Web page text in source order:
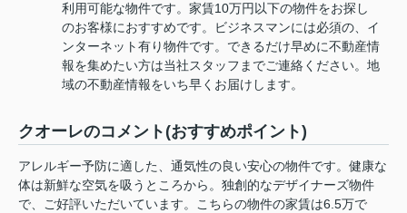
利用可能な物件です。家賃10万円以下の物件をお探し
のお客様におすすめです。ビジネスマンには必須の、イ
ンターネット有り物件です。できるだけ早めに不動産情
報を集めたい方は当社スタッフまでご連絡ください。地
域の不動産情報をいち早くお届けします。
クオーレのコメント(おすすめポイント)
アレルギー予防に適した、通気性の良い安心の物件です。健康な
体は新鮮な空気を吸うところから。独創的なデザイナーズ物件
で、ご好評いただいています。こちらの物件の家賃は6.5万で